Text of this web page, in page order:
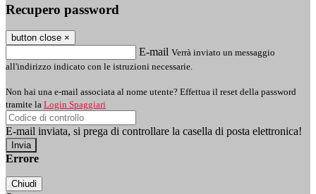
Recupero password
button close ×
E-mail Verrà inviato un messaggio
all'indirizzo indicato con le istruzioni necessarie.
Non hai una e-mail associata al nome utente? Effettua il reset della password
tramite la Login Spaggiari
E-mail inviata, si prega di controllare la casella di posta elettronica!
Errore
Chiudi